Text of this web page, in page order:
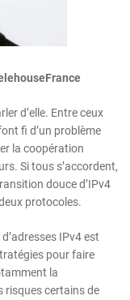
d’elle. Entre ceux
fi d’un problème
la coopération
Si tous s’accordent,
douce d’IPv4
protocoles.
IPv4 est
pour faire
la
risques certains de